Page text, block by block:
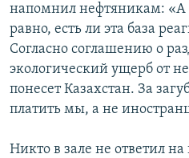
напомнил нефтяникам: «А
равно, есть ли эта база
Согласно соглашению о
экологический ущерб от
понесет Казахстан. За
платить мы, а не
Никто в зале не ответил